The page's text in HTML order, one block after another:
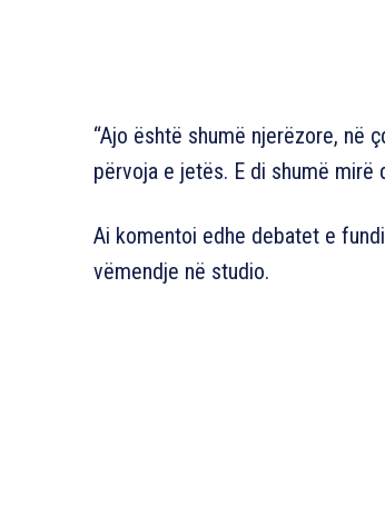
“Ajo është shumë njerëzore, në
përvoja e jetës. E di shumë mirë
Ai komentoi edhe debatet e
vëmendje në studio.